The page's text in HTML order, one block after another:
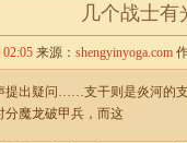
几个战士有
02:05 来源： shengyinyoga.com
提出疑问……支干则是炎河的
分魔龙破甲兵，而这